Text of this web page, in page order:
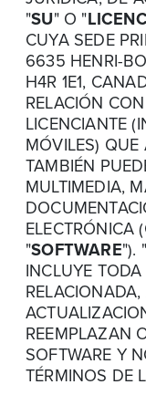
"SU" O "
CUYA SEDE
6635 HENRI-
H4R 1E1,
RELACIÓN
LICENCIANTE
MÓVILES)
TAMBIÉN
MULTIMEDIA,
ELECTRÓNICA
"SOFTWARE").
INCLUYE
REEMPLAZAN
SOFTWARE Y
TÉRMINOS DE